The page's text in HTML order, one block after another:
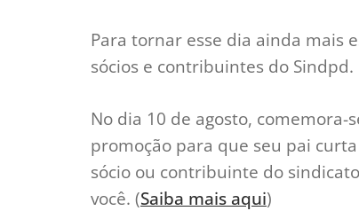
Para tornar esse dia ainda mais
sócios e contribuintes do Sindpd.
No dia 10 de agosto, comemora-
promoção para que seu pai
sócio ou contribuinte do
você. (Saiba mais aqui)